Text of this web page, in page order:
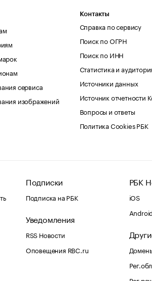
сервиса
изображений
Контакты
Справка по сервису
Поиск по ОГРН
Поиск по ИНН
Статистика и
Источники данных
Источник отчетности
Вопросы и ответы
Политика Cookies РБК
Подписки
Подписка на РБК
Уведомления
RSS Новости
Оповещения RBC.ru
РБК
iOS